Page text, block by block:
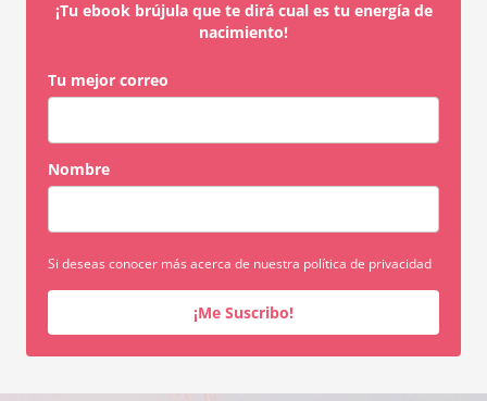
¡Tu ebook brújula que te dirá cual es tu energía de
nacimiento!
Tu mejor correo
Nombre
Si deseas conocer más acerca de nuestra política de privacidad
¡Me Suscribo!